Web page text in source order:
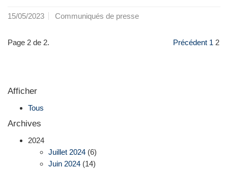
15/05/2023 Communiqués de presse
Page 2 de 2. Précédent 1 2
Afficher
Tous
Archives
2024
Juillet 2024 (6)
Juin 2024 (14)